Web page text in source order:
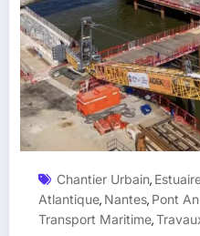
Chantier Urbain,
Atlantique, Nantes, Pont
Transport Maritime,